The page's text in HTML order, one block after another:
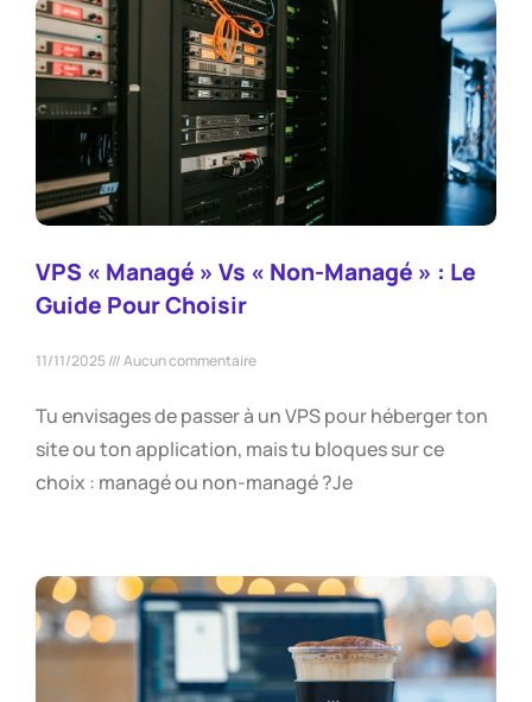
VPS « Managé » Vs « Non-Managé » : Le
Guide Pour Choisir
11/11/2025 Aucun commentaire
Tu envisages de passer à un VPS pour héberger ton
site ou ton application, mais tu bloques sur ce
choix : managé ou non-managé ?Je